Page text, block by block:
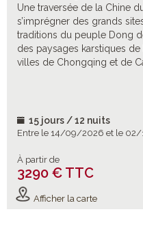
Une traversée de la Chine
s’imprégner des grands
traditions du peuple Dong
des paysages karstiques de
villes de Chongqing et de
15 jours / 12 nuits
Entre le 14/09/2026 et le
À partir de
3290 € TTC
Afficher la carte